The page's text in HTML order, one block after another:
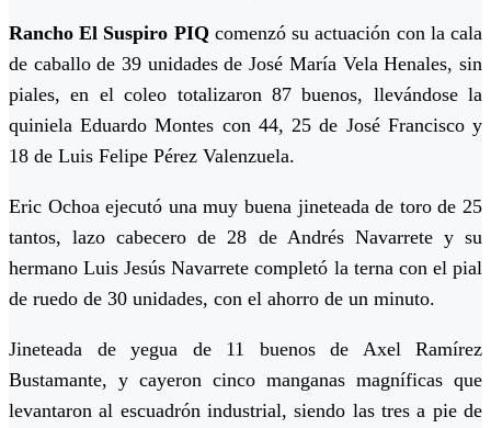
Rancho El Suspiro PIQ comenzó su actuación con la cala
de caballo de 39 unidades de José María Vela Henales, sin
piales, en el coleo totalizaron 87 buenos, llevándose la
quiniela Eduardo Montes con 44, 25 de José Francisco y
18 de Luis Felipe Pérez Valenzuela.
Eric Ochoa ejecutó una muy buena jineteada de toro de 25
tantos, lazo cabecero de 28 de Andrés Navarrete y su
hermano Luis Jesús Navarrete completó la terna con el pial
de ruedo de 30 unidades, con el ahorro de un minuto.
Jineteada de yegua de 11 buenos de Axel Ramírez
Bustamante, y cayeron cinco manganas magníficas que
levantaron al escuadrón industrial, siendo las tres a pie de